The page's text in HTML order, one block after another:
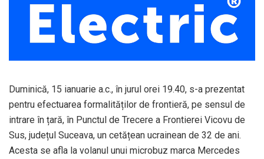
Duminică, 15 ianuarie a.c., în jurul orei 19.40, s-a prezentat
pentru efectuarea formalităților de frontieră, pe sensul de
intrare în țară, în Punctul de Trecere a Frontierei Vicovu de
Sus, județul Suceava, un cetățean ucrainean de 32 de ani.
Acesta se afla la volanul unui microbuz marca Mercedes